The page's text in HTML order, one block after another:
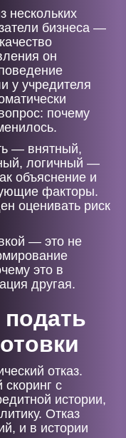
нескольких
бизнеса —
он
у учредителя
почему
— внятный,
логичный —
объяснение и
факторы.
оценивать риск
— это не
это в
другая.
подать
отказ.
скоринг с
истории,
Отказ
и в истории